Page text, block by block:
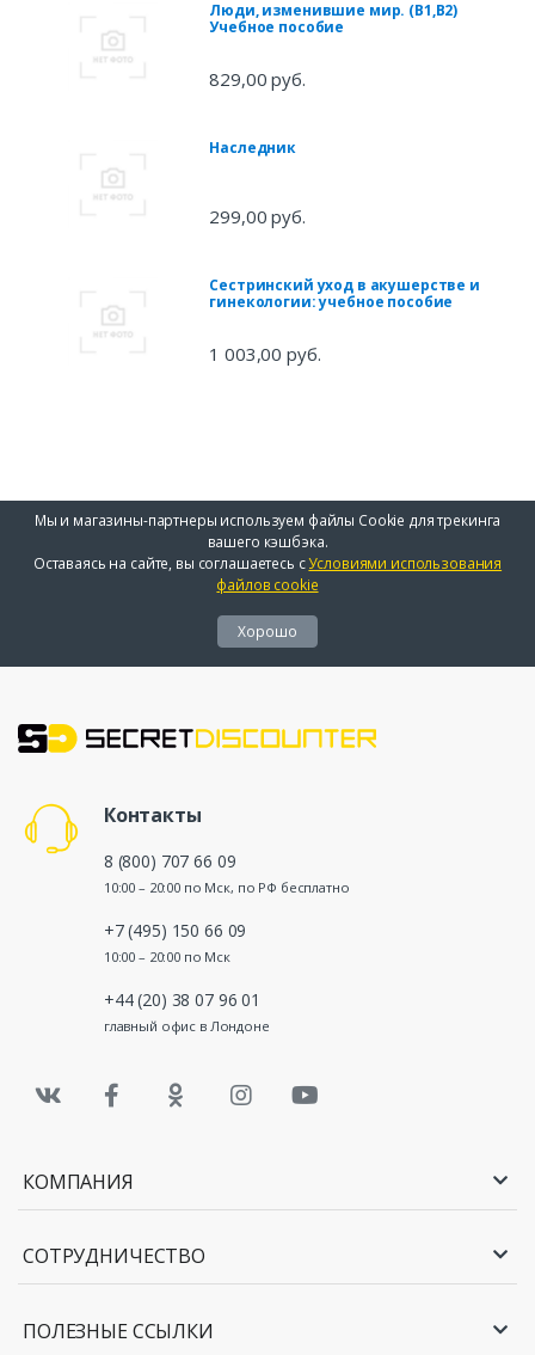
Люди, изменившие мир. (В1,В2)
Учебное пособие
829,00 руб.
Наследник
299,00 руб.
Сестринский уход в акушерстве и
гинекологии: учебное пособие
1 003,00 руб.
Мы и магазины-партнеры используем файлы Cookie для трекинга
вашего кэшбэка.
Оставаясь на сайте, вы соглашаетесь сУсловиями использования
файлов cookie
Хорошо
Контакты
8 (800) 707 66 09
10:00 – 20:00 по Мск, по РФ бесплатно
+7 (495) 150 66 09
10:00 – 20:00 по Мск
+44 (20) 38 07 96 01
главный офис в Лондоне
КОМПАНИЯ
СОТРУДНИЧЕСТВО
ПОЛЕЗНЫЕ ССЫЛКИ